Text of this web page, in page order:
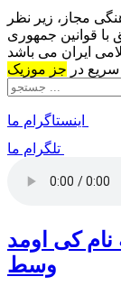
مجاز، زیر نظر
با قوانین جمهوری
ایران می باشد
در جز موزیک
اینستاگرام ما
تلگرام ما
نام کی اومد
وسط